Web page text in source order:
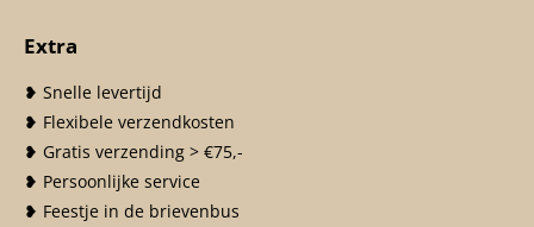
Extra
❥ Snelle levertijd
❥ Flexibele verzendkosten
❥ Gratis verzending > €75,-
❥ Persoonlijke service
❥ Feestje in de brievenbus